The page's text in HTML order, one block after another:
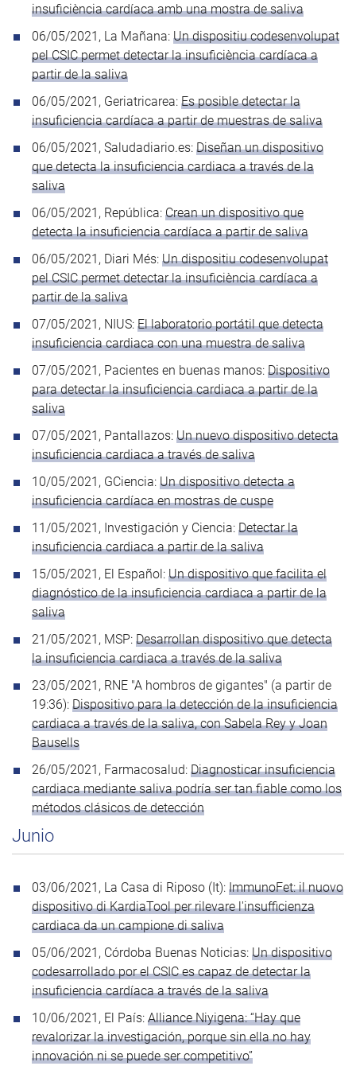
insuficiència cardíaca amb una mostra de saliva
06/05/2021, La Mañana: Un dispositiu codesenvolupat
pel CSIC permet detectar la insuficiència cardíaca a
partir de la saliva
06/05/2021, Geriatricarea: Es posible detectar la
insuficiencia cardíaca a partir de muestras de saliva
06/05/2021, Saludadiario.es: Diseñan un dispositivo
que detecta la insuficiencia cardiaca a través de la
saliva
06/05/2021, República: Crean un dispositivo que
detecta la insuficiencia cardíaca a partir de saliva
06/05/2021, Diari Més: Un dispositiu codesenvolupat
pel CSIC permet detectar la insuficiència cardíaca a
partir de la saliva
07/05/2021, NIUS: El laboratorio portátil que detecta
insuficiencia cardiaca con una muestra de saliva
07/05/2021, Pacientes en buenas manos: Dispositivo
para detectar la insuficiencia cardiaca a partir de la
saliva
07/05/2021, Pantallazos: Un nuevo dispositivo detecta
insuficiencia cardiaca a través de saliva
10/05/2021, GCiencia: Un dispositivo detecta a
insuficiencia cardíaca en mostras de cuspe
11/05/2021, Investigación y Ciencia: Detectar la
insuficiencia cardiaca a partir de la saliva
15/05/2021, El Español: Un dispositivo que facilita el
diagnóstico de la insuficiencia cardiaca a partir de la
saliva
21/05/2021, MSP: Desarrollan dispositivo que detecta
la insuficiencia cardiaca a través de la saliva
23/05/2021, RNE "A hombros de gigantes" (a partir de
19:36): Dispositivo para la detección de la insuficiencia
cardiaca a través de la saliva, con Sabela Rey y Joan
Bausells
26/05/2021, Farmacosalud: Diagnosticar insuficiencia
cardiaca mediante saliva podría ser tan fiable como los
métodos clásicos de detección
Junio
03/06/2021, La Casa di Riposo (It): ImmunoFet: il nuovo
dispositivo di KardiaTool per rilevare l'insufficienza
cardiaca da un campione di saliva
05/06/2021, Córdoba Buenas Noticias: Un dispositivo
codesarrollado por el CSIC es capaz de detectar la
insuficiencia cardíaca a través de la saliva
10/06/2021, El País: Alliance Niyigena: “Hay que
revalorizar la investigación, porque sin ella no hay
innovación ni se puede ser competitivo”